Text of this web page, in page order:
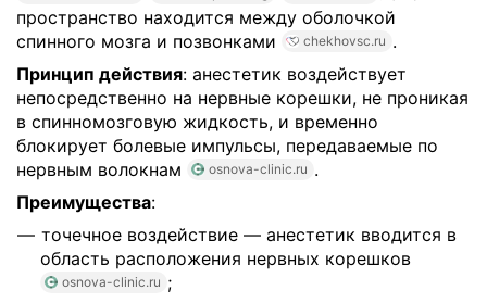
пространство находится между оболочкой
спинного мозга и позвонками
chekhovsc.ru .
Принцип действия: анестетик воздействует
непосредственно на нервные корешки, не проникая
в спинномозговую жидкость, и временно
блокирует болевые импульсы, передаваемые по
нервным волокнам
osnova-clinic.ru .
Преимущества:
точечное воздействие — анестетик вводится в
область расположения нервных корешков
osnova-clinic.ru ;